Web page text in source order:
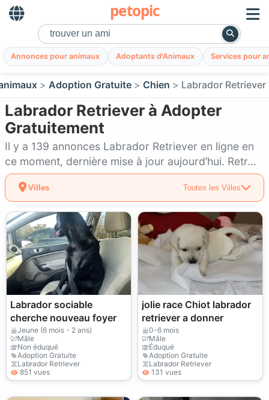
petopic
Annonces pour animaux Adoptants d'Animaux Services pour
Adoption Gratuite Chien Labrador Retriever
Labrador Retriever à Adopter
Gratuitement
Il y a 139 annonces Labrador Retriever en ligne en
ce moment, dernière mise à jour aujourd’hui. Retr...
Villes Toutes les Villes
Labrador sociable
cherche nouveau foyer
Jeune (6 mois - 2 ans)
Mâle
Non éduqué
Adoption Gratuite
Labrador Retriever
851 vues
jolie race Chiot labrador
retriever a donner
0-6 mois
Mâle
Éduqué
Adoption Gratuite
Labrador Retriever
131 vues